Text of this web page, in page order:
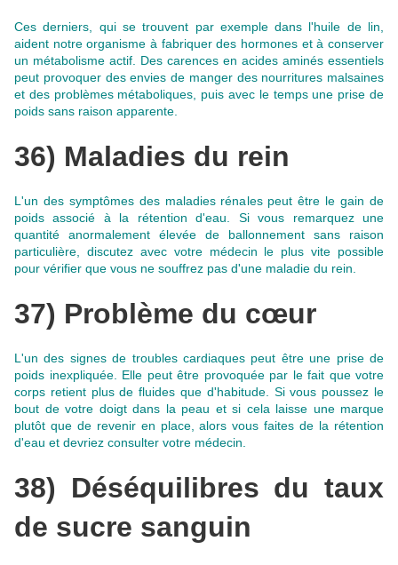
Ces derniers, qui se trouvent par exemple dans l'huile de lin,
aident notre organisme à fabriquer des hormones et à conserver
un métabolisme actif . Des carences en acides aminés essentiels
peut provoquer des envies de manger des nourritures malsaines
et des problèmes métaboliques, puis avec le temps une prise de
poids sans raison apparente.
36) Maladies du rein
L'un des symptômes des maladies rénales peut être le gain de
poids associé à la rétention d'eau. Si vous remarquez une
quantité anormalement élevée de ballonnement sans raison
particulière, discutez avec votre médecin le plus vite possible
pour vérifier que vous ne souffrez pas d'une maladie du rein
37) Problème du cœur
L'un des signes de troubles cardiaques peut être une prise de
poids inexpliquée. Elle peut être provoquée par le fait que votre
corps retient plus de fluides que d'habitude. Si vous poussez le
bout de votre doigt dans la peau et si cela laisse une marque
plutôt que de revenir en place, alors vous faites de la rétention
d'eau et devriez consulter votre médecin.
38) Déséquilibres du taux
de sucre sanguin